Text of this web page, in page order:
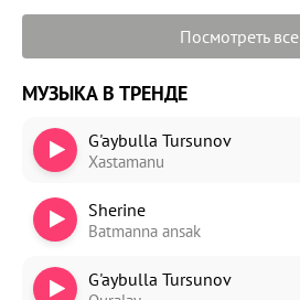
Посмотреть все
МУЗЫКА В ТРЕНДЕ
G'aybulla Tursunov
Xastamanu
Sherine
Batmanna ansak
G'aybulla Tursunov